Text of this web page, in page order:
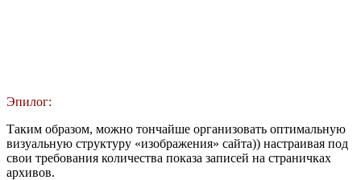
Эпилог:
Таким образом, можно тончайше организовать оптимальную
визуальную структуру «изображения» сайта)) настраивая под
свои требования количества показа записей на страничках
архивов.